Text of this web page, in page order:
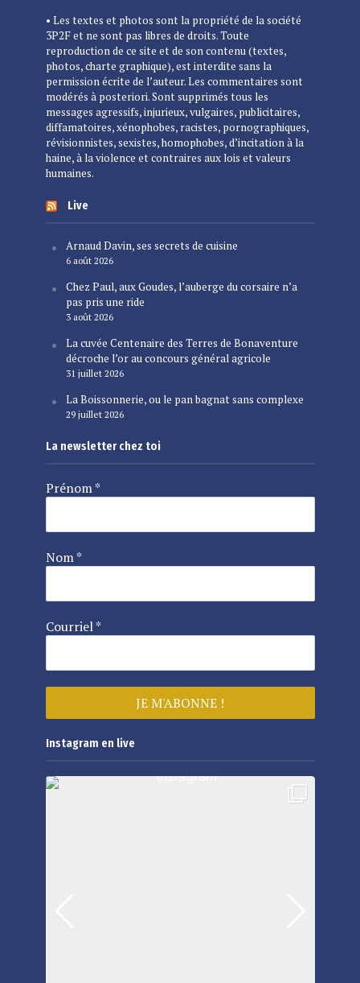
• Les textes et photos sont la propriété de la société
3P2F et ne sont pas libres de droits. Toute
reproduction de ce site et de son contenu (textes,
photos, charte graphique), est interdite sans la
permission écrite de l’auteur. Les commentaires sont
modérés à posteriori. Sont supprimés tous les
messages agressifs, injurieux, vulgaires, publicitaires,
diffamatoires, xénophobes, racistes, pornographiques,
révisionnistes, sexistes, homophobes, d’incitation à la
haine, à la violence et contraires aux lois et valeurs
humaines.
Live
Arnaud Davin, ses secrets de cuisine
6 août 2026
Chez Paul, aux Goudes, l’auberge du corsaire n’a
pas pris une ride
3 août 2026
La cuvée Centenaire des Terres de Bonaventure
décroche l’or au concours général agricole
31 juillet 2026
La Boissonnerie, ou le pan bagnat sans complexe
29 juillet 2026
La newsletter chez toi
Prénom*
Nom*
Courriel*
Instagram en live